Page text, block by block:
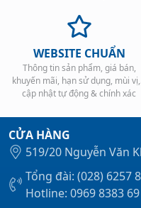
WEBSITE CHUẨN
Thông tin sản phẩm, giá bán,
khuyến mãi, hạn sử dụng, mùi
cập nhật tự động & chính xác
CỬA HÀNG
519/20 Nguyễn Văn
Tổng đài: (028) 6257
Hotline: 0969 8383 69